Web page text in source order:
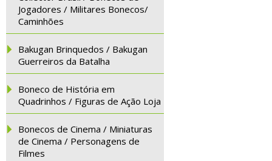
Jogadores / Militares Bonecos/
Caminhões
Bakugan Brinquedos / Bakugan
Guerreiros da Batalha
Boneco de História em
Quadrinhos / Figuras de Ação Loja
Bonecos de Cinema / Miniaturas
de Cinema / Personagens de
Filmes